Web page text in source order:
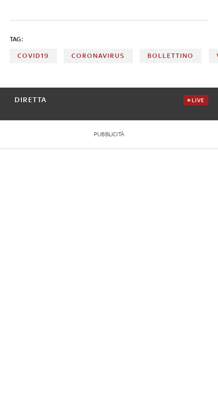
TAG:
COVID19 CORONAVIRUS BOLLETTINO
DIRETTA LIVE
PUBBLICITÀ